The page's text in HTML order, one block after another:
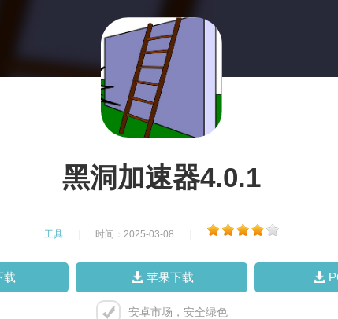
黑洞加速器4.0.1
工具 时间：2025-03-08
载 苹果下载
安卓市场，安全绿色